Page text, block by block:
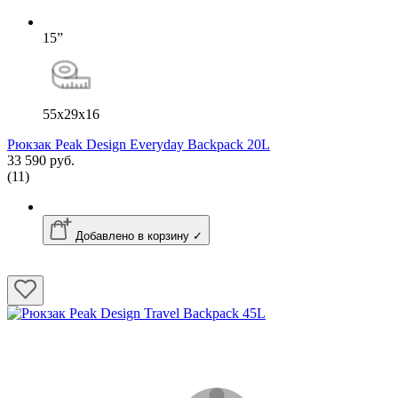
15”
55x29x16
Рюкзак Peak Design Everyday Backpack 20L
33 590 руб.
(11)
Добавлено в корзину ✓